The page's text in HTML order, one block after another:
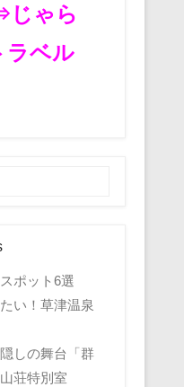
じゃら
ベル
ポット6選
い！草津温泉
しの舞台「群
荘特別室